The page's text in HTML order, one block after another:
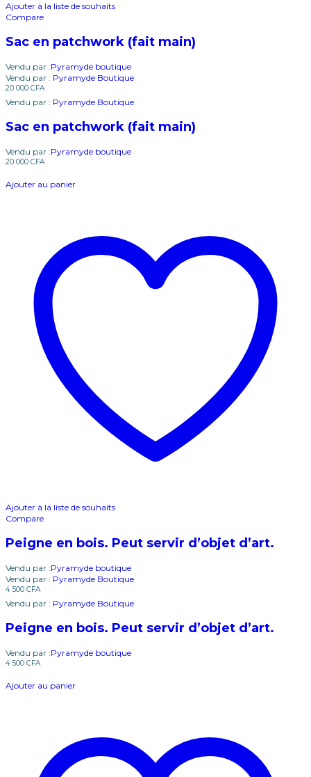
Ajouter à la liste de souhaits
Compare
Sac en patchwork (fait main)
Vendu par :Pyramyde boutique
Vendu par : Pyramyde Boutique
20 000 CFA
Vendu par : Pyramyde Boutique
Sac en patchwork (fait main)
Vendu par :Pyramyde boutique
20 000 CFA
Ajouter au panier
Ajouter à la liste de souhaits
Compare
Peigne en bois. Peut servir d’objet d’art.
Vendu par :Pyramyde boutique
Vendu par : Pyramyde Boutique
4 500 CFA
Vendu par : Pyramyde Boutique
Peigne en bois. Peut servir d’objet d’art.
Vendu par :Pyramyde boutique
4 500 CFA
Ajouter au panier